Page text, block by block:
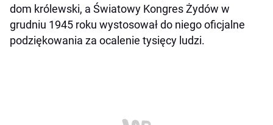
dom królewski, a Światowy Kongres Żydów w
grudniu 1945 roku wystosował do niego oficjalne
podziękowania za ocalenie tysięcy ludzi.